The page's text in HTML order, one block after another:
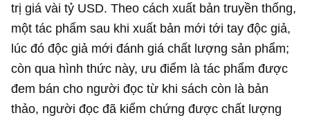
trị giá vài tỷ USD. Theo cách xuất bản truyền thống,
một tác phẩm sau khi xuất bản mới tới tay độc giả,
lúc đó độc giả mới đánh giá chất lượng sản phẩm;
còn qua hình thức này, ưu điểm là tác phẩm được
đem bán cho người đọc từ khi sách còn là bản
thảo, người đọc đã kiểm chứng được chất lượng